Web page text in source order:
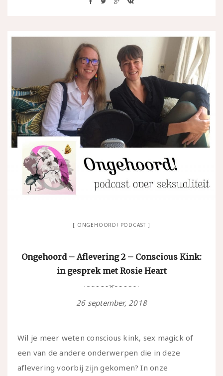
ONGEHOORD! PODCAST
Ongehoord – Aflevering 2 – Conscious Kink:
in gesprek met Rosie Heart
26 september, 2018
Wil je meer weten conscious kink, sex magick of
een van de andere onderwerpen die in deze
aflevering voorbij zijn gekomen? In onze